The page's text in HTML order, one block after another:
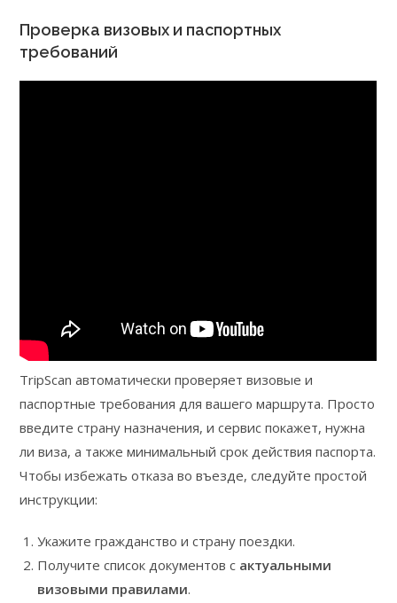
Проверка визовых и паспортных
требований
TripScan автоматически проверяет визовые и
паспортные требования для вашего маршрута. Просто
введите страну назначения, и сервис покажет, нужна
ли виза, а также минимальный срок действия паспорта.
Чтобы избежать отказа во въезде, следуйте простой
инструкции:
Укажите гражданство и страну поездки.
Получите список документов с актуальными
визовыми правилами.